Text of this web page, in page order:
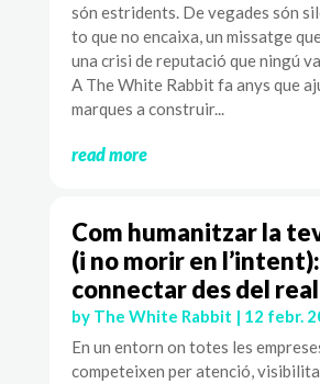
són estridents. De vegades són
to que no encaixa, un missatge
una crisi de reputació que ningú
A The White Rabbit fa anys que
marques a construir...
read more
Com humanitzar la
(i no morir en
connectar des del real
by The White Rabbit | 12 febr.
En un entorn on totes les
competeixen per atenció,